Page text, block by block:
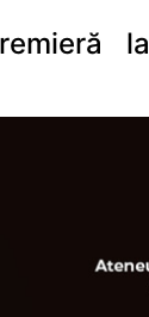
la